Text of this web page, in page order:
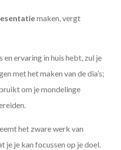
maken, vergt
en ervaring in huis hebt, zul je
met het maken van de dia’s;
om je mondelinge
het zware werk van
je je kan focussen op je doel.